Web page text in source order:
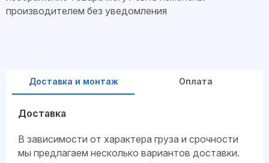
производителем без уведомления
Доставка и монтаж Оплата
Доставка
В зависимости от характера груза и срочности
мы предлагаем несколько вариантов доставки.